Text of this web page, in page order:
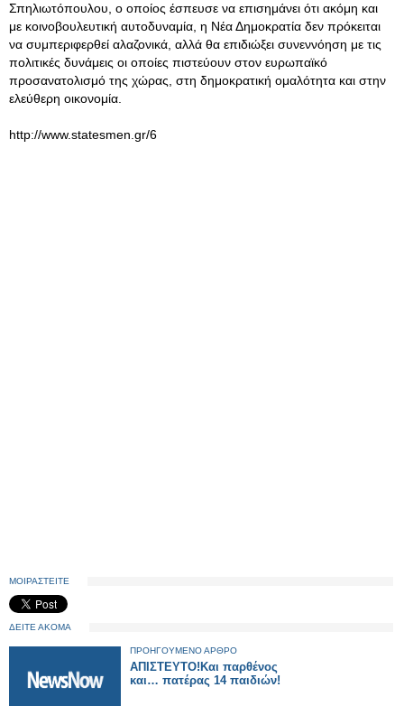
Σπηλιωτόπουλου, ο οποίος έσπευσε να επισημάνει ότι ακόμη και
με κοινοβουλευτική αυτοδυναμία, η Νέα Δημοκρατία δεν πρόκειται
να συμπεριφερθεί αλαζονικά, αλλά θα επιδιώξει συνεννόηση με τις
πολιτικές δυνάμεις οι οποίες πιστεύουν στον ευρωπαϊκό
προσανατολισμό της χώρας, στη δημοκρατική ομαλότητα και στην
ελεύθερη οικονομία.
http://www.statesmen.gr/6
ΜΟΙΡΑΣΤΕΙΤΕ
ΔΕΙΤΕ ΑΚΟΜΑ
ΠΡΟΗΓΟΥΜΕΝΟ ΑΡΘΡΟ
ΑΠΙΣΤΕΥΤΟ!Και παρθένος
και… πατέρας 14 παιδιών!